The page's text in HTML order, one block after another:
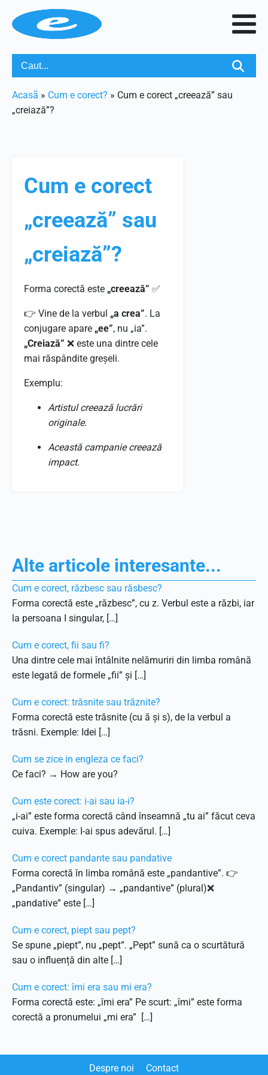
Acasã » Cum e corect? » Cum e corect „creează” sau
„creiază”?
Cum e corect
„creează” sau
„creiază”?
Forma corectă este „creează” ✅
👉 Vine de la verbul „a crea”. La
conjugare apare „ee”, nu „ia”.
„Creiază” ❌ este una dintre cele
mai răspândite greșeli.
Exemplu:
Artistul creează lucrări
originale.
Această campanie creează
impact.
Alte articole interesante...
Cum e corect, răzbesc sau răsbesc?
Forma corectă este „răzbesc”, cu z. Verbul este a răzbi, iar
la persoana I singular, […]
Cum e corect, fii sau fi?
Una dintre cele mai întâlnite nelămuriri din limba română
este legată de formele „fii” și […]
Cum e corect: trăsnite sau trăznite?
Forma corectă este trăsnite (cu ă și s), de la verbul a
trăsni. Exemple: Idei […]
Cum se zice in engleza ce faci?
Ce faci? → How are you?
Cum este corect: i-ai sau ia-i?
„i-ai” este forma corectă când înseamnă „tu ai” făcut ceva
cuiva. Exemple: I-ai spus adevărul. […]
Cum e corect pandante sau pandative
Forma corectă în limba română este „pandantive”. 👉
„Pandantiv” (singular) → „pandantive” (plural)❌
„pandative” este […]
Cum e corect, piept sau pept?
Se spune „piept”, nu „pept”. „Pept” sună ca o scurtătură
sau o influență din alte […]
Cum e corect: îmi era sau mi era?
Forma corectă este: „îmi era” Pe scurt: „îmi” este forma
corectă a pronumelui „mi era” […]
Despre noi Contact